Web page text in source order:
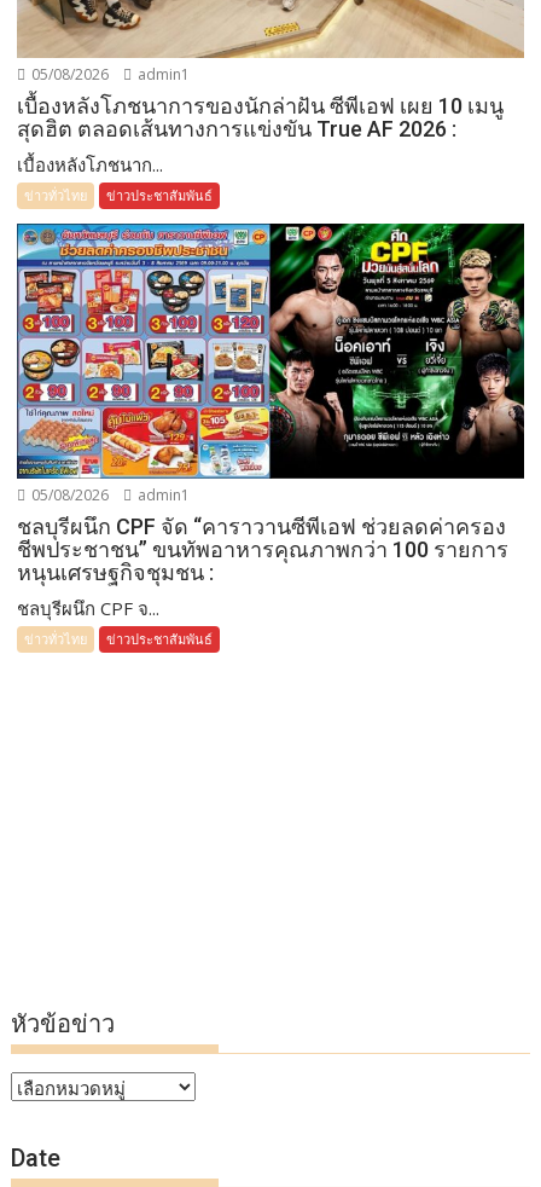
05/08/2026 admin1
เบื้องหลังโภชนาการของนักล่าฝัน ซีพีเอฟ เผย 10 เมนู
สุดฮิต ตลอดเส้นทางการแข่งขัน True AF 2026 :
เบื้องหลังโภชนาก...
ข่าวทั่วไทย ข่าวประชาสัมพันธ์
05/08/2026 admin1
ชลบุรีผนึก CPF จัด “คาราวานซีพีเอฟ ช่วยลดค่าครอง
ชีพประชาชน” ขนทัพอาหารคุณภาพกว่า 100 รายการ
หนุนเศรษฐกิจชุมชน :
ชลบุรีผนึก CPF จ...
ข่าวทั่วไทย ข่าวประชาสัมพันธ์
หัวข้อข่าว
หัวข้อ
Date